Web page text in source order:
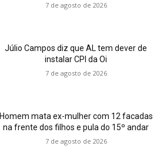
7 de agosto de 2026
Júlio Campos diz que AL tem dever de
instalar CPI da Oi
7 de agosto de 2026
Homem mata ex-mulher com 12 facadas
na frente dos filhos e pula do 15º andar
7 de agosto de 2026